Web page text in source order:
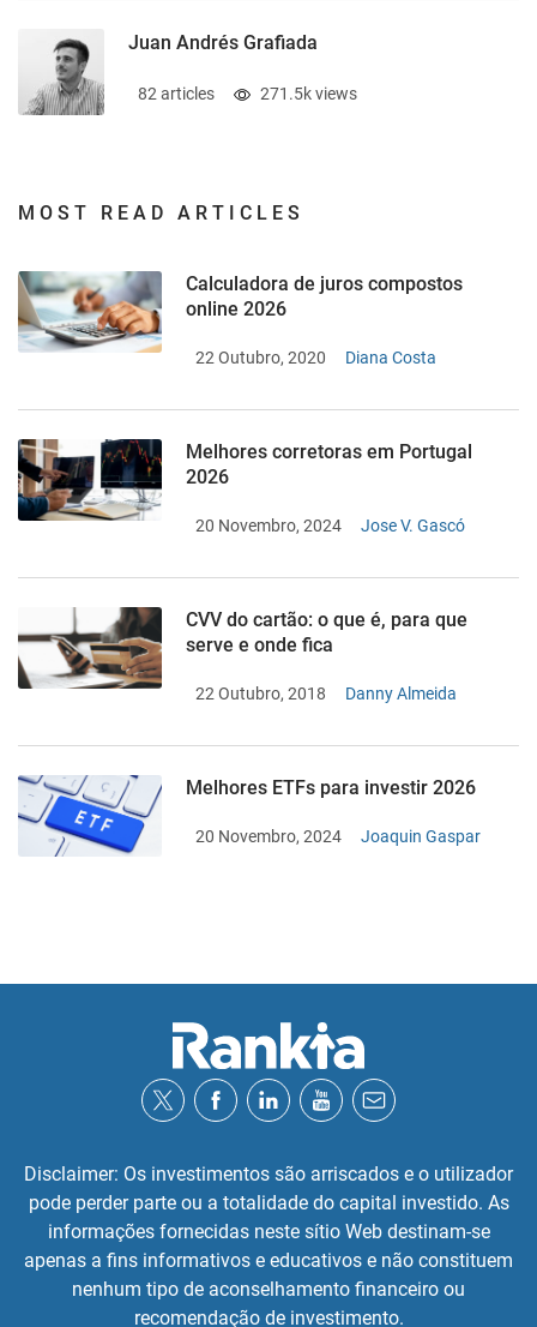
Juan Andrés Grafiada
82 articles 271.5k views
MOST READ ARTICLES
Calculadora de juros compostos
online 2026
22 Outubro, 2020 Diana Costa
Melhores corretoras em Portugal
2026
20 Novembro, 2024 Jose V. Gascó
CVV do cartão: o que é, para que
serve e onde fica
22 Outubro, 2018 Danny Almeida
Melhores ETFs para investir 2026
20 Novembro, 2024 Joaquin Gaspar
Disclaimer: Os investimentos são arriscados e o utilizador
pode perder parte ou a totalidade do capital investido. As
informações fornecidas neste sítio Web destinam-se
apenas a fins informativos e educativos e não constituem
nenhum tipo de aconselhamento financeiro ou
recomendação de investimento.